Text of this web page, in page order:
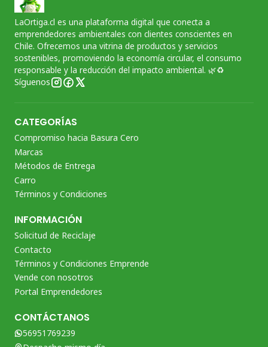
LaOrtiga.cl es una plataforma digital que conecta a
emprendedores ambientales con clientes conscientes en
Chile. Ofrecemos una vitrina de productos y servicios
sostenibles, promoviendo la economía circular, el consumo
responsable y la reducción del impacto ambiental. 🌿♻️
Síguenos
CATEGORÍAS
Compromiso hacia Basura Cero
Marcas
Métodos de Entrega
Carro
Términos y Condiciones
INFORMACIÓN
Solicitud de Reciclaje
Contacto
Términos y Condiciones Emprende
Vende con nosotros
Portal Emprendedores
CONTÁCTANOS
56951769239